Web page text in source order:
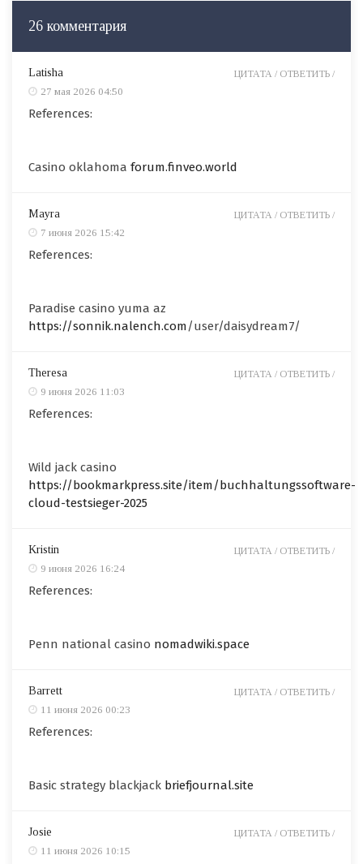
26 комментария
Latisha
27 мая 2026 04:50
References:
Casino oklahoma forum.finveo.world
ЦИТАТА / ОТВЕТИТЬ /
Mayra
7 июня 2026 15:42
References:
Paradise casino yuma az
https://sonnik.nalench.com/user/daisydream7/
ЦИТАТА / ОТВЕТИТЬ /
Theresa
9 июня 2026 11:03
References:
Wild jack casino
https://bookmarkpress.site/item/buchhaltungssoftware-
cloud-testsieger-2025
ЦИТАТА / ОТВЕТИТЬ /
Kristin
9 июня 2026 16:24
References:
Penn national casino nomadwiki.space
ЦИТАТА / ОТВЕТИТЬ /
Barrett
11 июня 2026 00:23
References:
Basic strategy blackjack briefjournal.site
ЦИТАТА / ОТВЕТИТЬ /
Josie
11 июня 2026 10:15
ЦИТАТА / ОТВЕТИТЬ /